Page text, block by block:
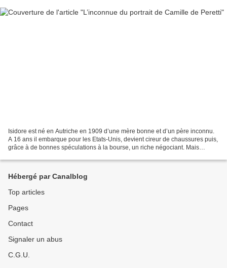
Isidore est né en Autriche en 1909 d’une mère bonne et d’un père inconnu.
A 16 ans il embarque pour les Etats-Unis, devient cireur de chaussures puis,
grâce à de bonnes spéculations à la bourse, un riche négociant. Mais
Hébergé par Canalblog
Top articles
Pages
Contact
Signaler un abus
C.G.U.